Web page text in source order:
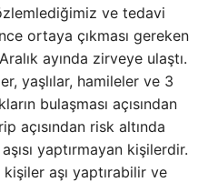
ve tedavi
ortaya çıkması gereken
ayında zirveye ulaştı.
yaşlılar, hamileler ve 3
bulaşması açısından
açısından risk altında
yaptırmayan kişilerdir.
aşı yaptırabilir ve